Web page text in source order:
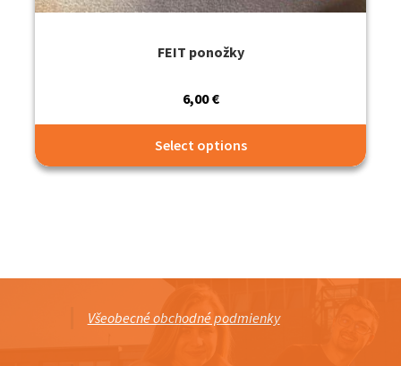
FEIT ponožky
6,00€
Select options
Všeobecné obchodné podmienky